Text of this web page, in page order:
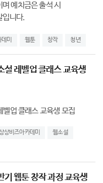
예치금은 출석 시
발입니다.
미 웹툰 창작 청년
레벨업 클래스 교육생
업 클래스 교육생 모집
상비즈아카데미 웹소설
웹툰 창작 과정 교육생